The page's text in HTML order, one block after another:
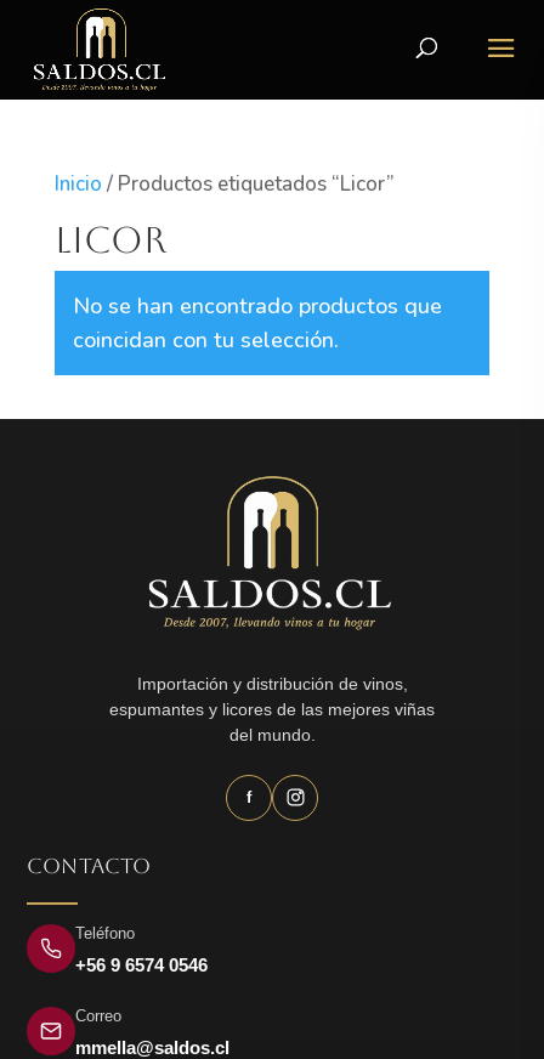
Inicio / Productos etiquetados “Licor”
Licor
No se han encontrado productos que
coincidan con tu selección.
Importación y distribución de vinos,
espumantes y licores de las mejores viñas
del mundo.
f
CONTACTO
Teléfono
+56 9 6574 0546
Correo
mmella@saldos.cl